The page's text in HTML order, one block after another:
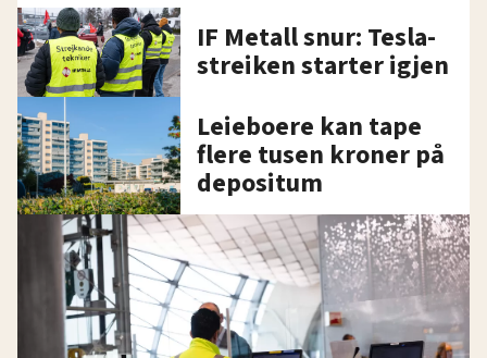
IF Metall snur: Tesla-
streiken starter igjen
Leieboere kan tape
flere tusen kroner på
depositum